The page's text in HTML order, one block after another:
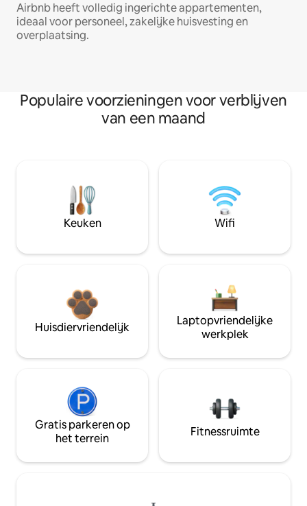
Airbnb heeft volledig ingerichte appartementen,
ideaal voor personeel, zakelijke huisvesting en
overplaatsing.
Populaire voorzieningen voor verblijven
van een maand
Keuken Wifi
Huisdiervriendelijk
Laptopvriendelijke
werkplek
Gratis parkeren op
het terrein
Fitnessruimte